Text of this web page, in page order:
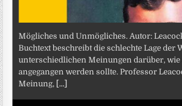
Mögliches und Unmögliches. Autor:
Buchtext beschreibt die schlechte Lage der
unterschiedlichen Meinungen darüber, wie
angegangen werden sollte. Professor
Meinung,
[...]